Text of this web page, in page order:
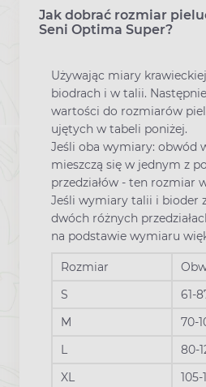
Jak dobrać rozmiar
Seni Optima Super?
Używając miary
biodrach i w talii.
wartości do rozmiarów
ujętych w tabeli poniżej.
Jeśli oba wymiary: obwód
mieszczą się w jednym z
przedziałów - ten rozmiar
Jeśli wymiary talii i bioder
dwóch różnych
na podstawie wymiaru
Rozmiar
S
61-
M
70-
L
80-
XL
105-